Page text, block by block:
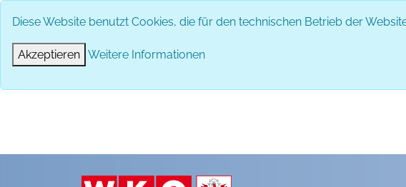
Diese Website benutzt Cookies, die für den technischen Betrieb der
Akzeptieren Weitere Informationen